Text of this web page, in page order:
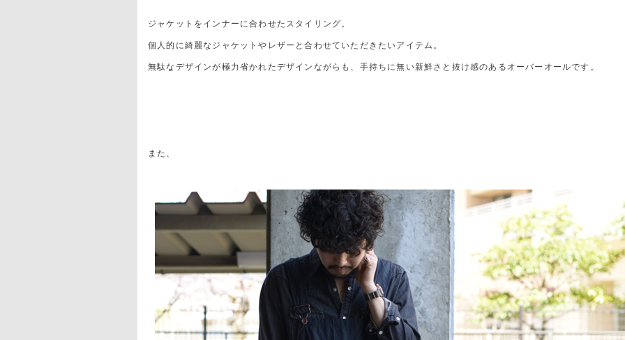
ジャケットをインナーに合わせたスタイリング。
個人的に綺麗なジャケットやレザーと合わせていただきたいアイテム。
無駄なデザインが極力省かれたデザインながらも、手持ちに無い新鮮さと抜け感のあるオーバーオールです。
また、